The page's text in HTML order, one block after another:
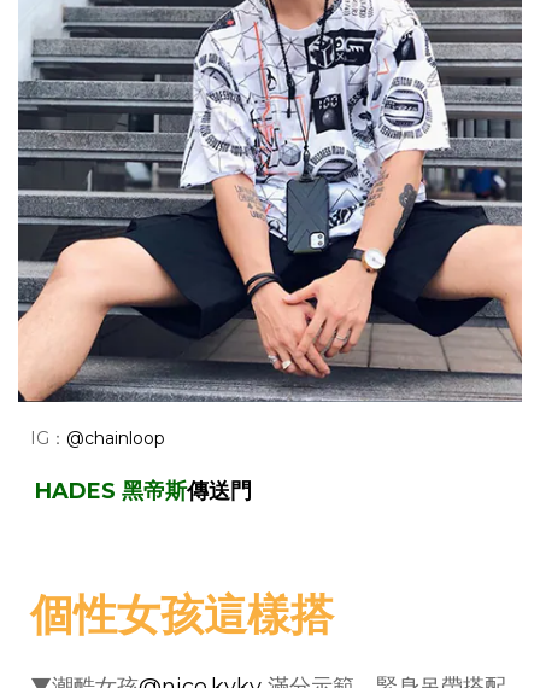
IG： @chainloop
HADES 黑帝斯傳送門
個性女孩這樣搭